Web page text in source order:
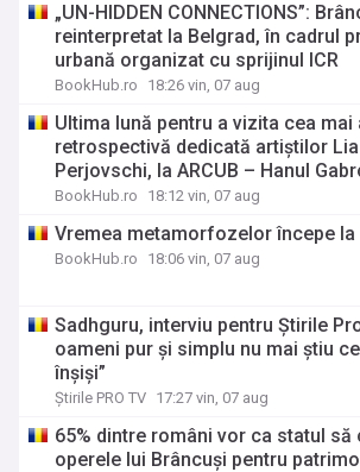
„UN-HIDDEN CONNECTIONS”:
reinterpretat la Belgrad, în cadrul
urbană organizat cu sprijinul ICR
BookHub.ro 18:26 vin, 07 aug
Ultima lună pentru a vizita cea
retrospectivă dedicată artiștilor Lia
Perjovschi, la ARCUB – Hanul
BookHub.ro 18:12 vin, 07 aug
Vremea metamorfozelor începe la
BookHub.ro 18:06 vin, 07 aug
Sadhguru, interviu pentru Știrile
oameni pur și simplu nu mai știu
înșiși”
Știrile PRO TV 17:27 vin, 07 aug
65% dintre români vor ca statul să
operele lui Brâncuși pentru